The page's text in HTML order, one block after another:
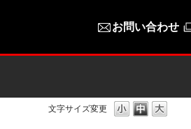
お問い合わせ
文字サイズ変更